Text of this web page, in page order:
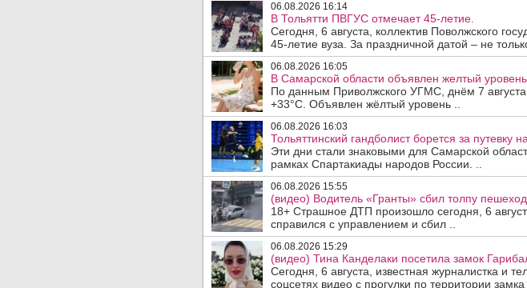
06.08.2026 16:14
В Тольятти ПВГУС отмечает 45-летие.
Сегодня, 6 августа, коллектив Поволжского
45-летие вуза. За праздничной датой – не
06.08.2026 16:05
В Самарской области объявлен желтый
По данным Приволжского УГМС, днём 7
+33°C. Объявлен жёлтый уровень ..
06.08.2026 16:03
Тольяттинский гандболист борется за путевку
Эти дни стали знаковыми для Самарской
рамках Спартакиады народов России. ..
06.08.2026 15:55
(видео) Водитель «Гранты» сбил толпу
18+ Страшное ДТП произошло сегодня, 6
справился с управлением и сбил ..
06.08.2026 15:29
(видео) Тина Канделаки посетила замок
Сегодня, 6 августа, известная журналистка и
соцсетях видео с прогулки по территории замка ..